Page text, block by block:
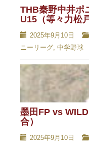
THB秦野中井ポ
U15（等々力松
2025年9月10日
ニーリーグ, 中学野球
墨田FP vs
合）
2025年9月10日